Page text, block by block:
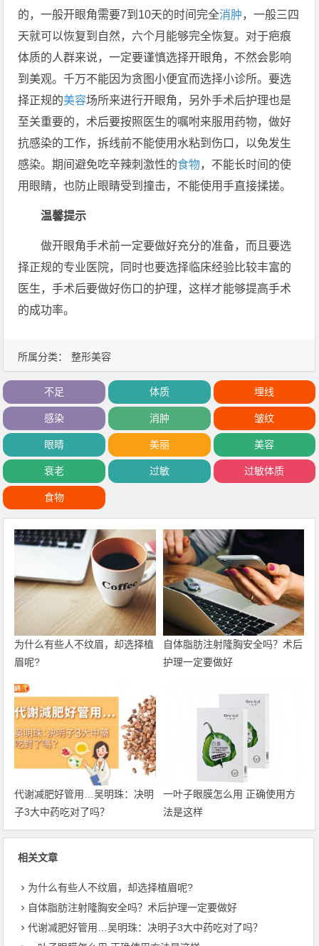
所属分类： 整形美容
的，一般开眼角需要7到10天的时间完全消肿，一般三四
天就可以恢复到自然，六个月能够完全恢复。对于疤痕
体质的人群来说，一定要谨慎选择开眼角，不然会影响
到美观。千万不能因为贪图小便宜而选择小诊所。要选
择正规的美容场所来进行开眼角，另外手术后护理也是
至关重要的，术后要按照医生的嘱咐来服用药物，做好
抗感染的工作，拆线前不能使用水粘到伤口，以免发生
感染。期间避免吃辛辣刺激性的食物，不能长时间的使
用眼睛，也防止眼睛受到撞击，不能使用手直接揉搓。
温馨提示
做开眼角手术前一定要做好充分的准备，而且要选
择正规的专业医院，同时也要选择临床经验比较丰富的
医生，手术后要做好伤口的护理，这样才能够提高手术
的成功率。
不足 体质 埋线
感染 消肿 皱纹
眼睛 美丽 美容
衰老 过敏 过敏体质
食物
为什么有些人不纹眉，却选择植
眉呢?
自体脂肪注射隆胸安全吗？术后
护理一定要做好
代谢减肥好管用…吴明珠：决明
子3大中药吃对了吗？
一叶子眼膜怎么用 正确使用方
法是这样
相关文章
为什么有些人不纹眉，却选择植眉呢?
自体脂肪注射隆胸安全吗？术后护理一定要做好
代谢减肥好管用…吴明珠：决明子3大中药吃对了吗？